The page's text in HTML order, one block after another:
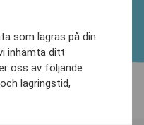
som lagras på din
inhämta ditt
oss av följande
lagringstid,